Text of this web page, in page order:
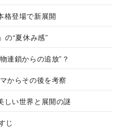
格登場で新展開
の“夏休み感”
連鎖からの追放”？
からその後を考察
しい世界と展開の謎
じ